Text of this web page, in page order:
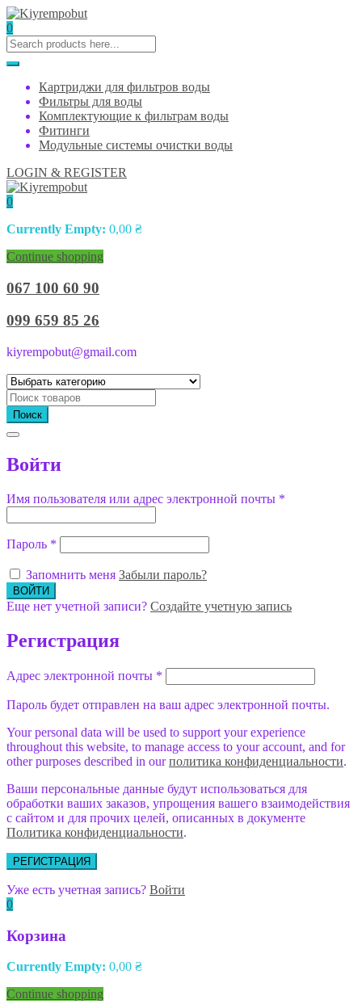
0
Картриджи для фильтров воды
Фильтры для воды
Комплектующие к фильтрам воды
Фитинги
Модульные системы очистки воды
LOGIN & REGISTER
0
Currently Empty: 0,00 ₴
Continue shopping
067 100 60 90
099 659 85 26
kiyrempobut@gmail.com
Поиск
Войти
Имя пользователя или адрес электронной почты *
Пароль *
Запомнить меня Забыли пароль?
Еще нет учетной записи? Создайте учетную запись
Регистрация
Адрес электронной почты *
Пароль будет отправлен на ваш адрес электронной почты.
Your personal data will be used to support your experience
throughout this website, to manage access to your account, and for
other purposes described in ourполитика конфиденциальности.
Ваши персональные данные будут использоваться для
обработки ваших заказов, упрощения вашего взаимодействия
с сайтом и для прочих целей, описанных в документе
Политика конфиденциальности.
РЕГИСТРАЦИЯ
Уже есть учетная запись? Войти
0
Корзина
Currently Empty: 0,00 ₴
Continue shopping